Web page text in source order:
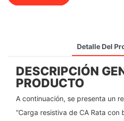
Detalle Del
DESCRIPCIÓN
PRODUCTO
A continuación, se presenta un
“Carga resistiva de CA Rata con